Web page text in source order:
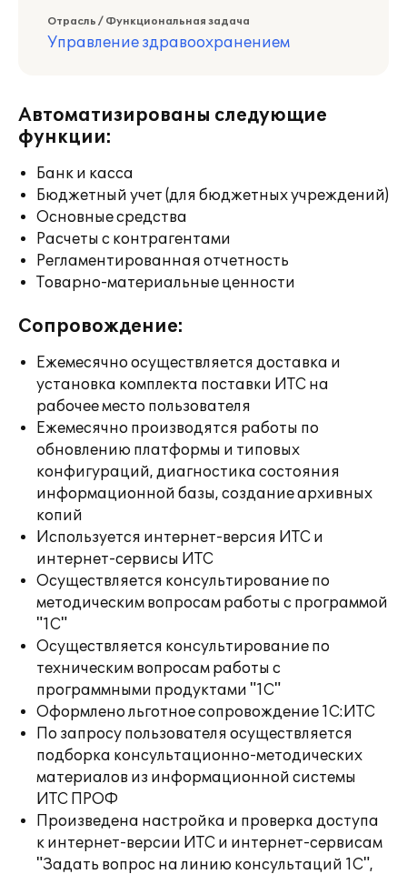
Отрасль / Функциональная задача
Управление здравоохранением
Автоматизированы следующие
функции:
Банк и касса
Бюджетный учет (для бюджетных учреждений)
Основные средства
Расчеты с контрагентами
Регламентированная отчетность
Товарно-материальные ценности
Сопровождение:
Ежемесячно осуществляется доставка и
установка комплекта поставки ИТС на
рабочее место пользователя
Ежемесячно производятся работы по
обновлению платформы и типовых
конфигураций, диагностика состояния
информационной базы, создание архивных
копий
Используется интернет-версия ИТС и
интернет-сервисы ИТС
Осуществляется консультирование по
методическим вопросам работы с программой
"1С"
Осуществляется консультирование по
техническим вопросам работы с
программными продуктами "1С"
Оформлено льготное сопровождение 1С:ИТС
По запросу пользователя осуществляется
подборка консультационно-методических
материалов из информационной системы
ИТС ПРОФ
Произведена настройка и проверка доступа
к интернет-версии ИТС и интернет-сервисам
"Задать вопрос на линию консультаций 1С",